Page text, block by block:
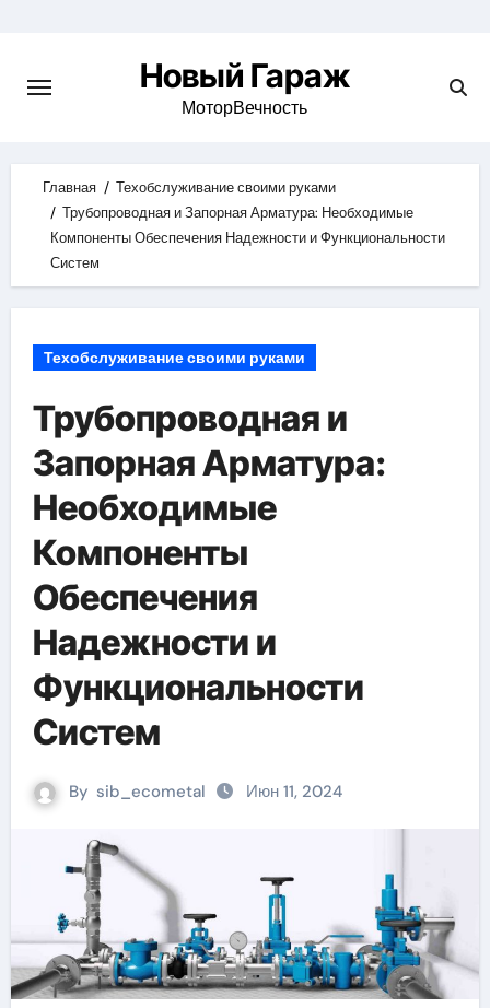
content
Новый Гараж
МоторВечность
Главная
Техобслуживание своими руками
Трубопроводная и Запорная Арматура: Необходимые
Компоненты Обеспечения Надежности и Функциональности
Систем
Техобслуживание своими руками
Трубопроводная и
Запорная Арматура:
Необходимые
Компоненты
Обеспечения
Надежности и
Функциональности
Систем
By sib_ecometal Июн 11, 2024